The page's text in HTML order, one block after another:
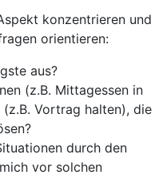
konzentrieren und
orientieren:
aus?
(z.B. Mittagessen in
Vortrag halten), die
durch den
vor solchen